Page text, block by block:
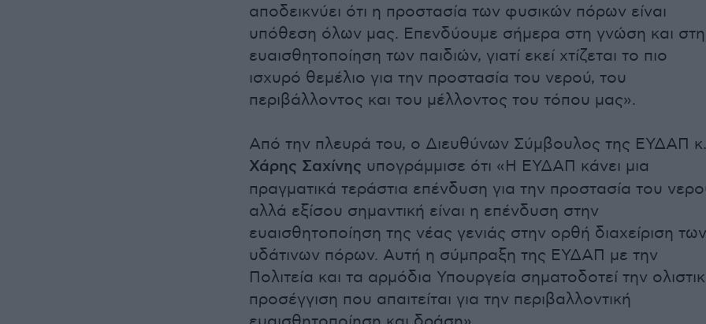
αποδεικνύει ότι η προστασία των φυσικών πόρων είναι
υπόθεση όλων μας. Επενδύουμε σήμερα στη γνώση και
ευαισθητοποίηση των παιδιών, γιατί εκεί χτίζεται το πιο
ισχυρό θεμέλιο για την προστασία του νερού, του
περιβάλλοντος και του μέλλοντος του τόπου μας».
Από την πλευρά του, ο Διευθύνων Σύμβουλος της ΕΥΔΑΠ κ.
Χάρης Σαχίνης υπογράμμισε ότι «Η ΕΥΔΑΠ κάνει μια
πραγματικά τεράστια επένδυση για την προστασία του
αλλά εξίσου σημαντική είναι η επένδυση στην
ευαισθητοποίηση της νέας γενιάς στην ορθή διαχείριση των
υδάτινων πόρων. Αυτή η σύμπραξη της ΕΥΔΑΠ με την
Πολιτεία και τα αρμόδια Υπουργεία σηματοδοτεί την
προσέγγιση που απαιτείται για την περιβαλλοντική